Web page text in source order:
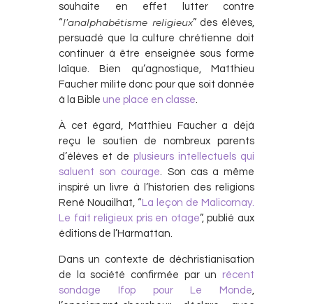
souhaite en effet lutter contre
“l’analphabétisme religieux” des élèves,
persuadé que la culture chrétienne doit
continuer à être enseignée sous forme
laïque. Bien qu’agnostique, Matthieu
Faucher milite donc pour que soit donnée
à la Bible une place en classe
À cet égard, Matthieu Faucher a déjà
reçu le soutien de nombreux parents
d’élèves et de plusieurs intellectuels qui
saluent son courage . Son cas a même
inspiré un livre à l’historien des religions
René Nouailhat, “ La leçon de Malicornay.
Le fait religieux pris en otage”, publié aux
éditions de l’Harmattan.
Dans un contexte de déchristianisation
de la société confirmée par un récent
sondage Ifop pour Le Monde